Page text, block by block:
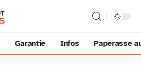
Garantie Infos Paperasse